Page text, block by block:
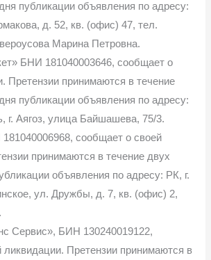
публикации объявления по адресу:
д. 52, кв. (офис) 47, тел.
Марина Петровна.
БНИ 181040003646, сообщает о
Претензии принимаются в течение
публикации объявления по адресу:
г. Аягоз, улица Байшашева, 75/3.
сообщает о своей
принимаются в течение двух
объявления по адресу: РК, г.
ул. Дружбы, д. 7, кв. (офис) 2,
Сервис», БИН 130240019122,
ликвидации. Претензии принимаются в